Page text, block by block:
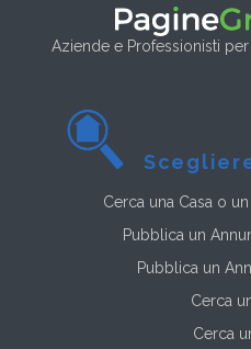
Aziende e Professionisti
Cerca una Casa o
Pubblica un
Pubblica un
Cerca
Cerca